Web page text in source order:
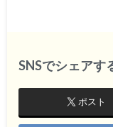
SNSでシェアす
ポスト